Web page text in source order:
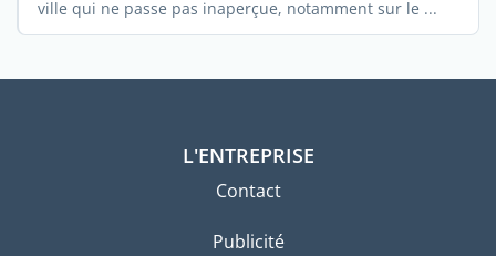
ville qui ne passe pas inaperçue, notamment sur le ...
L'ENTREPRISE
Contact
Publicité